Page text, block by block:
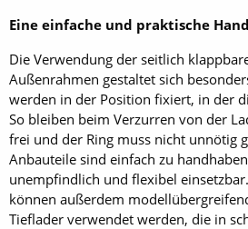
Eine einfache und praktische
Die Verwendung der seitlich
Außenrahmen gestaltet sich
werden in der Position fixiert, in der
So bleiben beim Verzurren von der
frei und der Ring muss nicht unnötig
Anbauteile sind einfach zu
unempfindlich und flexibel
können außerdem
Tieflader verwendet werden, die in